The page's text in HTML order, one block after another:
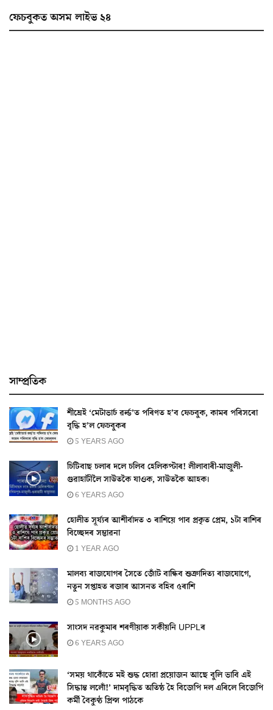
ফেচবুকত অসম লাইভ ২৪
সাম্প্ৰতিক
শীঘ্ৰেই ‘মেটাভাৰ্চ ৱৰ্ল্ড’ত পৰিণত হ’ব ফেচবুক, কামৰ পৰিসৰো
বৃদ্ধি হ’ল ফেচবুকৰ
5 YEARS AGO
চিটিবাছ চলাৰ দলে চলিব হেলিকপ্টাৰ! লীলাবাৰী-মাজুলী-
গুৱাহাটীলৈ সাউতকৈ যাওক, সাউতকৈ আহক।
6 YEARS AGO
হোলীত সূৰ্য্যৰ আশীৰ্বাদত ৩ ৰাশিয়ে পাব প্ৰকৃত প্ৰেম, ১টা ৰাশিৰ
বিচ্ছেদৰ সম্ভাৱনা
1 YEAR AGO
মালব্য ৰাজযোগৰ সৈতে জোঁট বান্ধিব শুক্ৰাদিত্য ৰাজযোগে,
নতুন সপ্তাহত ৰজাৰ আসনত বহিব ৫ৰাশি
5 MONTHS AGO
সাংসদ নৱকুমাৰ শৰণীয়াক সকীয়নি UPPLৰ
6 YEARS AGO
‘সময় থাকোঁতে মই শুদ্ধ হোৱা প্ৰয়োজন আছে বুলি ভাবি এই
সিদ্ধান্ত ললোঁ!’ দামবৃদ্ধিত অতিষ্ঠ হৈ বিজেপি দল এৰিলে বিজেপি
কৰ্মী বৈকুণ্ঠ প্ৰিন্স পাঠকে